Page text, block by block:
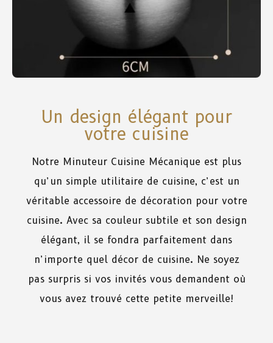
Un design élégant pour
votre cuisine
Notre Minuteur Cuisine Mécanique est plus
qu’un simple utilitaire de cuisine, c’est un
véritable accessoire de décoration pour votre
cuisine. Avec sa couleur subtile et son design
élégant, il se fondra parfaitement dans
n’importe quel décor de cuisine. Ne soyez
pas surpris si vos invités vous demandent où
vous avez trouvé cette petite merveille!